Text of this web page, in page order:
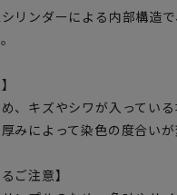
リンダーによる内部構造
、キズやシワが入っている
みによって染色の度合い
ご注意】